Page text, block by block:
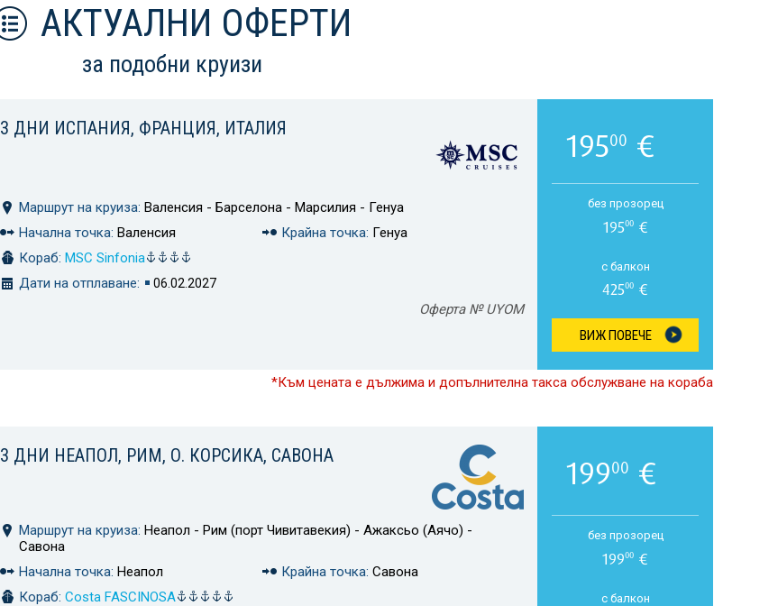
АКТУАЛНИ ОФЕРТИ
за подобни круизи
3 ДНИ ИСПАНИЯ, ФРАНЦИЯ, ИТАЛИЯ
Маршрут на круиза: Валенсия - Барселона - Марсилия - Генуа
Начална точка: Валенсия Крайна точка: Генуа
Кораб: MSC Sinfonia
Дати на отплаване:
06.02.2027
Оферта № UYOM
19500 €
без прозорец
19500€
с балкон
42500 €
ВИЖ ПОВЕЧЕ
*Към цената е дължима и допълнителна такса обслужване на кораба
3 ДНИ НЕАПОЛ, РИМ, О. КОРСИКА, САВОНА
Маршрут на круиза: Неапол - Рим (порт Чивитавекия) - Ажаксьо (Аячо) -
Савона
Начална точка: Неапол Крайна точка: Савона
Кораб: Costa FASCINOSA
19900 €
без прозорец
19900 €
с балкон